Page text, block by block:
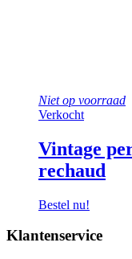
Niet op voorraad
Verkocht
Vintage
rechaud
Bestel nu!
Klantenservice